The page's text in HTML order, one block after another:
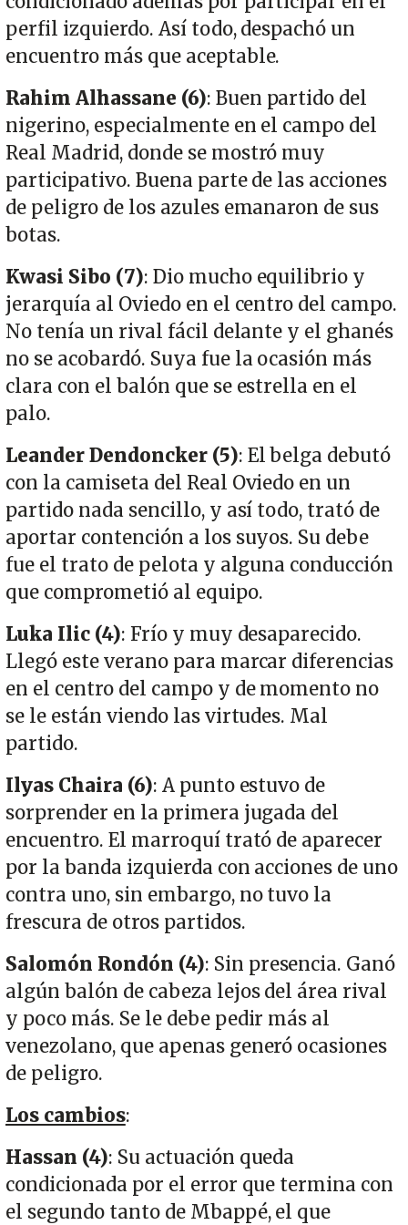
perfil izquierdo. Así todo, despachó un
encuentro más que aceptable.
Rahim Alhassane (6): Buen partido del
nigerino, especialmente en el campo del
Real Madrid, donde se mostró muy
participativo. Buena parte de las acciones
de peligro de los azules emanaron de sus
botas.
Kwasi Sibo (7): Dio mucho equilibrio y
jerarquía al Oviedo en el centro del campo.
No tenía un rival fácil delante y el ghanés
no se acobardó. Suya fue la ocasión más
clara con el balón que se estrella en el
palo.
Leander Dendoncker (5): El belga debutó
con la camiseta del Real Oviedo en un
partido nada sencillo, y así todo, trató de
aportar contención a los suyos. Su debe
fue el trato de pelota y alguna conducción
que comprometió al equipo.
Luka Ilic (4): Frío y muy desaparecido.
Llegó este verano para marcar diferencias
en el centro del campo y de momento no
se le están viendo las virtudes. Mal
partido.
Ilyas Chaira (6): A punto estuvo de
sorprender en la primera jugada del
encuentro. El marroquí trató de aparecer
por la banda izquierda con acciones de uno
contra uno, sin embargo, no tuvo la
frescura de otros partidos.
Salomón Rondón (4): Sin presencia. Ganó
algún balón de cabeza lejos del área rival
y poco más. Se le debe pedir más al
venezolano, que apenas generó ocasiones
de peligro.
Los cambios:
Hassan (4): Su actuación queda
condicionada por el error que termina con
el segundo tanto de Mbappé, el que